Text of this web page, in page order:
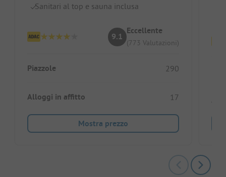
Sanitari al top e sauna inclusa
9.1
Eccellente
(773 Valutazioni)
Piazzole 290
Alloggi in affitto 17
Mostra prezzo